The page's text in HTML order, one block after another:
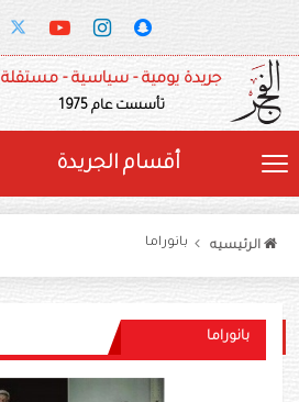
جريدة يومية - سياسية - مستقلة
تأسست عام 1975
أقسام الجريدة
الرئيسيه بانوراما
بانوراما